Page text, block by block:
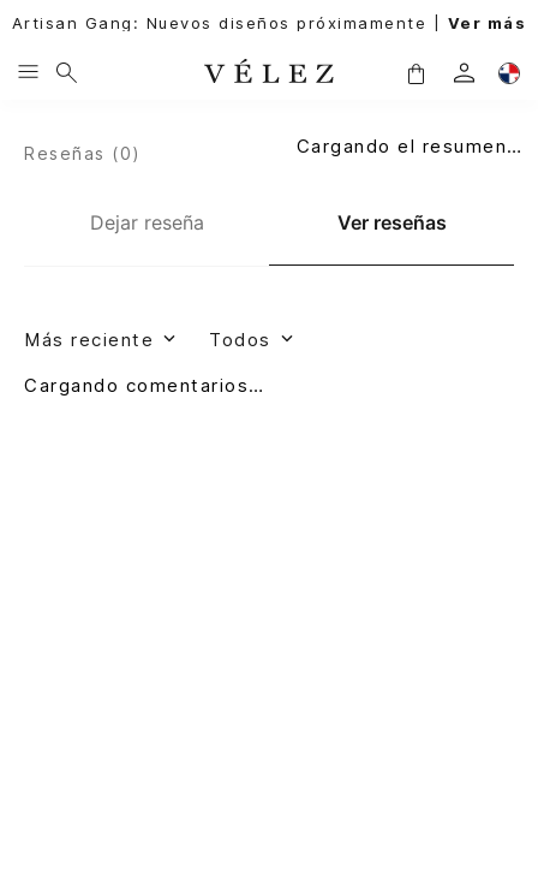
Artisan Gang: Nuevos diseños próximamente | Ver más
Dejar reseña Ver reseñas
Reseñas (0) Cargando el resumen…
Más reciente Todos
Cargando comentarios…